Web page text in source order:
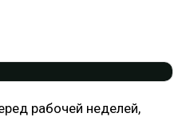
рабочей неделей,